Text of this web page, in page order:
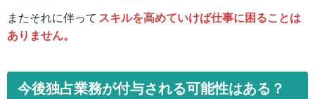
またそれに伴って スキルを高めていけば仕事に困ることは
ありません。
今後独占業務が付与される可能性はある？